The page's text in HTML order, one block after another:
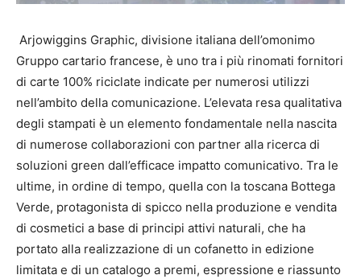
Arjowiggins Graphic, divisione italiana dell’omonimo
Gruppo cartario francese, è uno tra i più rinomati fornitori
di carte 100% riciclate indicate per numerosi utilizzi
nell’ambito della comunicazione. L’elevata resa qualitativa
degli stampati è un elemento fondamentale nella nascita
di numerose collaborazioni con partner alla ricerca di
soluzioni green dall’efficace impatto comunicativo. Tra le
ultime, in ordine di tempo, quella con la toscana Bottega
Verde, protagonista di spicco nella produzione e vendita
di cosmetici a base di principi attivi naturali, che ha
portato alla realizzazione di un cofanetto in edizione
limitata e di un catalogo a premi, espressione e riassunto